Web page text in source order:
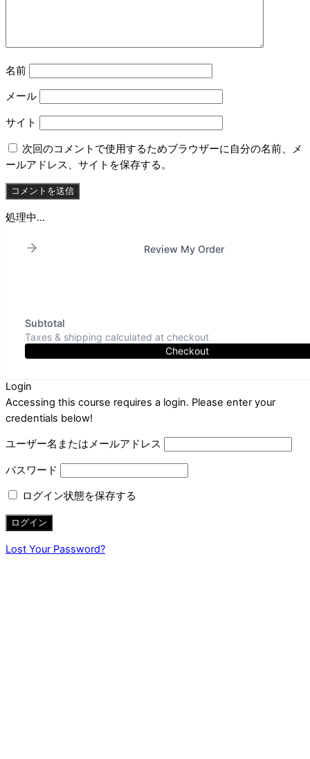
名前
メール
サイト
次回のコメントで使用するためブラウザーに自分の名前、メ
ールアドレス、サイトを保存する。
処理中...
Review My Order
Subtotal
Taxes & shipping calculated at checkout
Checkout
Login
Accessing this course requires a login. Please enter your
credentials below!
ユーザー名またはメールアドレス
パスワード
ログイン状態を保存する
Lost Your Password?